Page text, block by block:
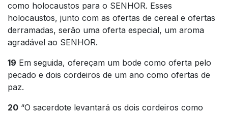
como holocaustos para o SENHOR. Esses
holocaustos, junto com as ofertas de cereal e ofertas
derramadas, serão uma oferta especial, um aroma
agradável ao SENHOR.
19 Em seguida, ofereçam um bode como oferta pelo
pecado e dois cordeiros de um ano como ofertas de
paz.
20 “O sacerdote levantará os dois cordeiros como